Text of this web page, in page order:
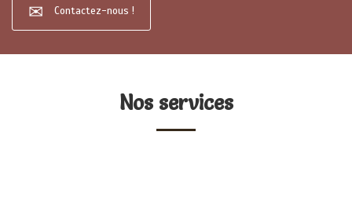
Contactez-nous !
Nos services